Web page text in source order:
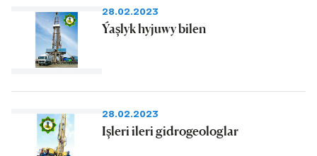
28.02.2023
Ýaşlyk hyjuwy bilen
28.02.2023
Işleri ileri gidrogeologlar